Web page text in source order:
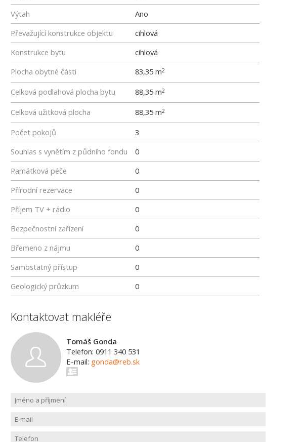
Výtah
Ano
Převažující konstrukce objektu
cihlová
Konstrukce bytu
cihlová
Plocha obytné části
83,35 m2
Celková podlahová plocha bytu 88,35 m2
Celková užitková plocha 88,35 m2
Počet pokojů
3
Souhlas s vynětím z půdního fondu
0
Památková péče
0
Přírodní rezervace
0
Příjem TV + rádio
0
Bezpečnostní zařízení
0
Břemeno z nájmu
0
Samostatný přístup
0
Geologický průzkum
0
Kontaktovat makléře
Tomáš Gonda
Telefon: 0911 340 531
E-mail: gonda@reb.sk